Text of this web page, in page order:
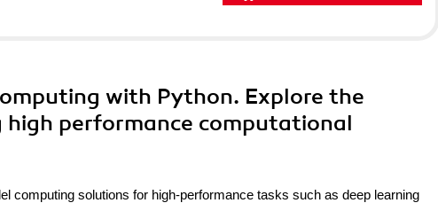
with Python. Explore the
performance computational
computing solutions for high-performance tasks such as deep learning